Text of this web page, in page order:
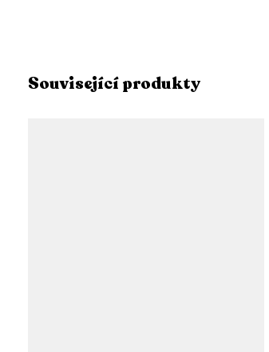
Související produkty